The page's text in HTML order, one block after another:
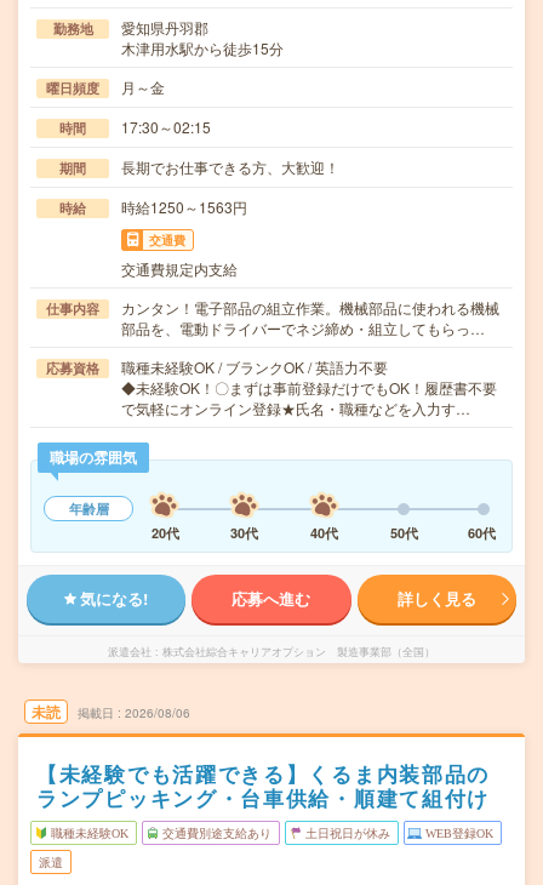
勤務地
愛知県丹羽郡
木津用水駅から徒歩15分
曜日頻度 月～金
時間 17:30～02:15
期間 長期でお仕事できる方、大歓迎！
時給 時給1250～1563円
交通費
交通費規定内支給
仕事内容
カンタン！電子部品の組立作業。機械部品に使われる機械
部品を、電動ドライバーでネジ締め・組立してもらっ…
応募資格
職種未経験OK / ブランクOK / 英語力不要
◆未経験OK！〇まずは事前登録だけでもOK！履歴書不要
で気軽にオンライン登録★氏名・職種などを入力す…
職場の雰囲気
年齢層
20代
30代 40代 50代 60代
気になる! 応募へ進む 詳しく見る
派遣会社 株式会社綜合キャリアオプション 製造事業部（全国）
未読 掲載日 2026/08/06
【未経験でも活躍できる】くるま内装部品の
ランプピッキング・台車供給・順建て組付け
職種未経験OK 交通費別途支給あり 土日祝日が休み WEB登録OK
派遣